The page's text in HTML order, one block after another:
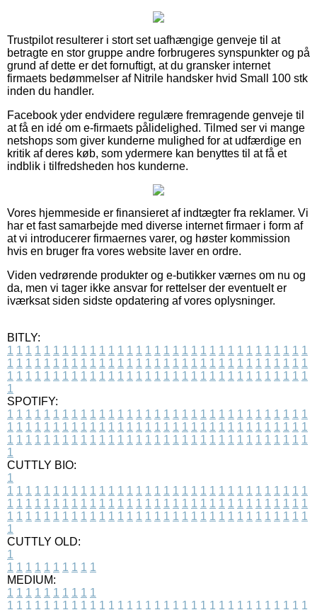
Trustpilot resulterer i stort set uafhængige genveje til at
betragte en stor gruppe andre forbrugeres synspunkter og på
grund af dette er det fornuftigt, at du gransker internet
firmaets bedømmelser af Nitrile handsker hvid Small 100 stk
inden du handler.
Facebook yder endvidere regulære fremragende genveje til
at få en idé om e-firmaets pålidelighed. Tilmed ser vi mange
netshops som giver kunderne mulighed for at udfærdige en
kritik af deres køb, som ydermere kan benyttes til at få et
indblik i tilfredsheden hos kunderne.
Vores hjemmeside er finansieret af indtægter fra reklamer. Vi
har et fast samarbejde med diverse internet firmaer i form af
at vi introducerer firmaernes varer, og høster kommission
hvis en bruger fra vores website laver en ordre.
Viden vedrørende produkter og e-butikker værnes om nu og
da, men vi tager ikke ansvar for rettelser der eventuelt er
iværksat siden sidste opdatering af vores oplysninger.
BITLY:
1 1 1 1 1 1 1 1 1 1 1 1 1 1 1 1 1 1 1 1 1 1 1 1 1 1 1 1 1 1 1 1 1
1 1 1 1 1 1 1 1 1 1 1 1 1 1 1 1 1 1 1 1 1 1 1 1 1 1 1 1 1 1 1 1 1
1 1 1 1 1 1 1 1 1 1 1 1 1 1 1 1 1 1 1 1 1 1 1 1 1 1 1 1 1 1 1 1 1
1
SPOTIFY:
1 1 1 1 1 1 1 1 1 1 1 1 1 1 1 1 1 1 1 1 1 1 1 1 1 1 1 1 1 1 1 1 1
1 1 1 1 1 1 1 1 1 1 1 1 1 1 1 1 1 1 1 1 1 1 1 1 1 1 1 1 1 1 1 1 1
1 1 1 1 1 1 1 1 1 1 1 1 1 1 1 1 1 1 1 1 1 1 1 1 1 1 1 1 1 1 1 1 1
1
CUTTLY BIO:
1
1 1 1 1 1 1 1 1 1 1 1 1 1 1 1 1 1 1 1 1 1 1 1 1 1 1 1 1 1 1 1 1 1
1 1 1 1 1 1 1 1 1 1 1 1 1 1 1 1 1 1 1 1 1 1 1 1 1 1 1 1 1 1 1 1 1
1 1 1 1 1 1 1 1 1 1 1 1 1 1 1 1 1 1 1 1 1 1 1 1 1 1 1 1 1 1 1 1 1
1
CUTTLY OLD:
1
1 1 1 1 1 1 1 1 1 1
MEDIUM:
1 1 1 1 1 1 1 1 1 1
1 1 1 1 1 1 1 1 1 1 1 1 1 1 1 1 1 1 1 1 1 1 1 1 1 1 1 1 1 1 1 1 1